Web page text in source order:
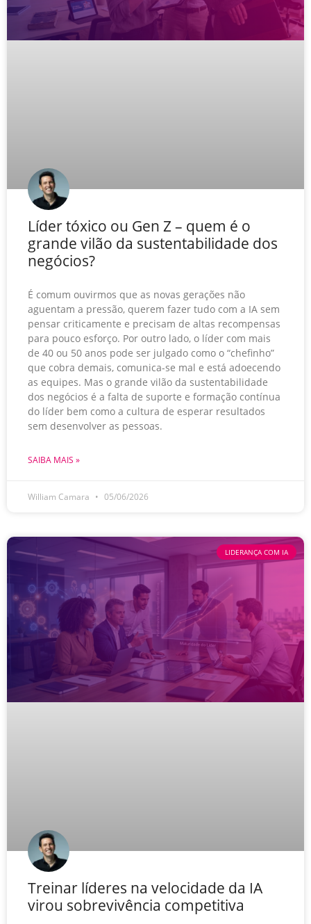
Líder tóxico ou Gen Z – quem é o
grande vilão da sustentabilidade dos
negócios?
É comum ouvirmos que as novas gerações não
aguentam a pressão, querem fazer tudo com a IA sem
pensar criticamente e precisam de altas recompensas
para pouco esforço. Por outro lado, o líder com mais
de 40 ou 50 anos pode ser julgado como o “chefinho”
que cobra demais, comunica-se mal e está adoecendo
as equipes. Mas o grande vilão da sustentabilidade
dos negócios é a falta de suporte e formação contínua
do líder bem como a cultura de esperar resultados
sem desenvolver as pessoas.
SAIBA MAIS »
William Camara 05/06/2026
LIDERANÇA COM IA
Treinar líderes na velocidade da IA
virou sobrevivência competitiva